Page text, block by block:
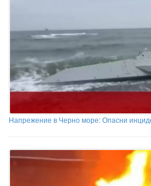
Напрежение в Черно море: Опасни